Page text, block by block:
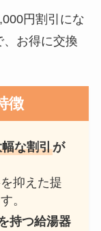
円割引にな
、お得に交換
徴
な割引が
抑えた提
。
持つ給湯器